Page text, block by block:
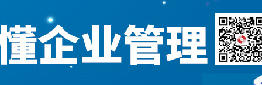
线登
入
线登
入